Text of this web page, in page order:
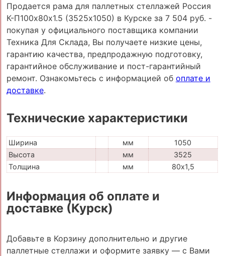
Продается рама для паллетных стеллажей Россия
К-П100х80х1.5 (3525х1050) в Курске за 7 504 руб. -
покупая у официального поставщика компании
Техника Для Склада, Вы получаете низкие цены,
гарантию качества, предпродажную подготовку,
гарантийное обслуживание и пост-гарантийный
ремонт. Ознакомьтесь с информацией об оплате и
доставке.
Технические характеристики
Ширина мм
1050
Высота
мм
3525
Толщина
мм 80х1,5
Информация об оплате и
доставке (Курск)
Добавьте в Корзину дополнительно и другие
паллетные стеллажи и оформите заявку — с Вами